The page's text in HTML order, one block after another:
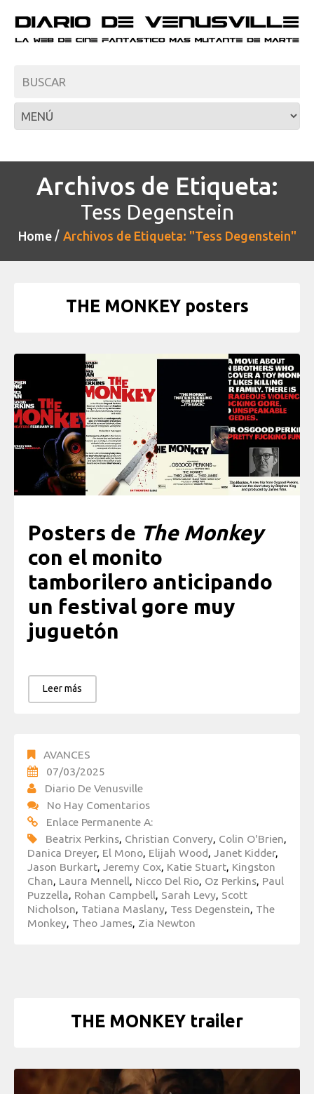
Archivos de Etiqueta:
Tess Degenstein
Home Archivos de Etiqueta: "Tess Degenstein"
THE MONKEY posters
Posters de The Monkey
con el monito
tamborilero anticipando
un festival gore muy
juguetón
Leer más
AVANCES
07/03/2025
Diario De Venusville
No Hay Comentarios
Enlace Permanente A:
Beatrix Perkins, Christian Convery, Colin O'Brien,
Danica Dreyer, El Mono, Elijah Wood, Janet Kidder,
Jason Burkart, Jeremy Cox, Katie Stuart, Kingston
Chan, Laura Mennell, Nicco Del Rio, Oz Perkins, Paul
Puzzella, Rohan Campbell, Sarah Levy, Scott
Nicholson, Tatiana Maslany, Tess Degenstein, The
Monkey, Theo James, Zia Newton
THE MONKEY trailer